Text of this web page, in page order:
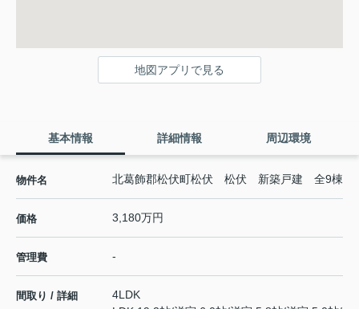
地図アプリで見る
基本情報 詳細情報 周辺環境
物件名 北葛飾郡松伏町松伏 松伏 新築戸建 全9棟
価格 3,180万円
管理費 -
間取り / 詳細
4LDK